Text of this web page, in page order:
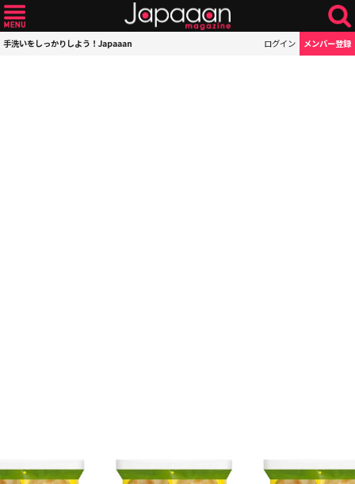
手洗いをしっかりしよう！Japaaan ログイン メンバー登録